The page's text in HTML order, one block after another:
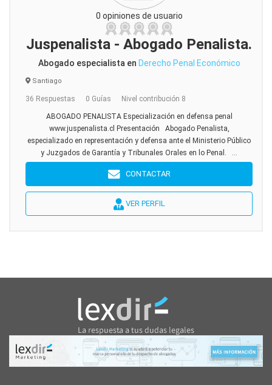
0 opiniones de usuario
Juspenalista - Abogado Penalista.
Abogado especialista en Derecho Penal Económico
Santiago
36 Respuestas 0 Guías Nivel contribución 8
ABOGADO PENALISTA Especialización en defensa penal
www.juspenalista.cl Presentación Abogado Penalista,
especializado en representación y defensa ante el Ministerio Público
y Juzgados de Garantía y Tribunales Orales en lo Penal. ...
CONTACTAR
VER PERFIL